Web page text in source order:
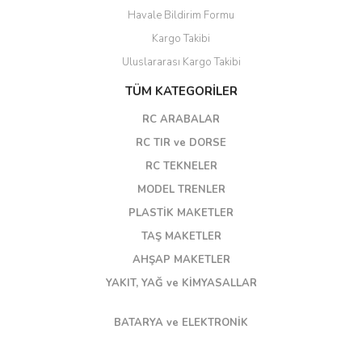
Havale Bildirim Formu
Kargo Takibi
Uluslararası Kargo Takibi
TÜM KATEGORİLER
RC ARABALAR
RC TIR ve DORSE
RC TEKNELER
MODEL TRENLER
PLASTİK MAKETLER
TAŞ MAKETLER
AHŞAP MAKETLER
YAKIT, YAĞ ve KİMYASALLAR
BATARYA ve ELEKTRONİK